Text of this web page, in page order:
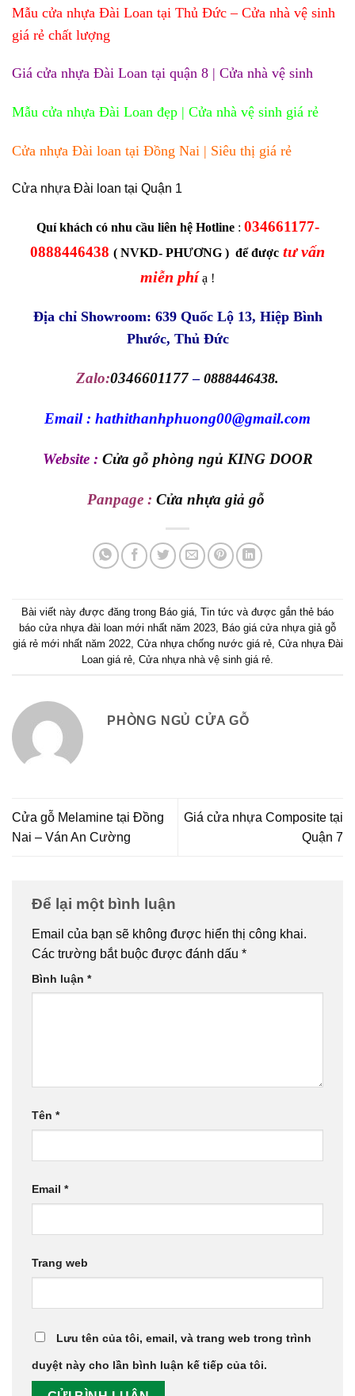
Mẫu cửa nhựa Đài Loan tại Thủ Đức – Cửa nhà vệ sinh
giá rẻ chất lượng
Giá cửa nhựa Đài Loan tại quận 8 | Cửa nhà vệ sinh
Mẫu cửa nhựa Đài Loan đẹp | Cửa nhà vệ sinh giá rẻ
Cửa nhựa Đài loan tại Đồng Nai | Siêu thị giá rẻ
Cửa nhựa Đài loan tại Quận 1
Quí khách có nhu cầu liên hệ Hotline: 034661177-
0888446438 ( NVKD- PHƯƠNG ) để được tư vấn
miễn phí ạ !
Địa chỉ Showroom: 639 Quốc Lộ 13, Hiệp Bình
Phước, Thủ Đức
Zalo:0346601177 – 0888446438.
Email : hathithanhphuong00@gmail.com
Website : Cửa gỗ phòng ngủ KING DOOR
Panpage : Cửa nhựa giả gỗ
Bài viết này được đăng trong Báo giá Tin tức và được gắn thẻ báo
báo cửa nhựa đài loan mới nhất năm 2023
Báo giá cửa nhựa giả gỗ
giá rẻ mới nhất năm 2022, Cửa nhựa chống nước giá rẻ, Cửa nhựa Đài
Loan giá rẻ Cửa nhựa nhà vệ sinh giá rẻ
PHÒNG NGỦ CỬA GỖ
Cửa gỗ Melamine tại Đồng
Nai – Ván An Cường
Giá cửa nhựa Composite tại
Quận 7
Để lại một bình luận
Email của bạn sẽ không được hiển thị công khai.
Các trường bắt buộc được đánh dấu *
Bình luận *
Tên *
Email *
Trang web
Lưu tên của tôi, email, và trang web trong trình
duyệt này cho lần bình luận kế tiếp của tôi.